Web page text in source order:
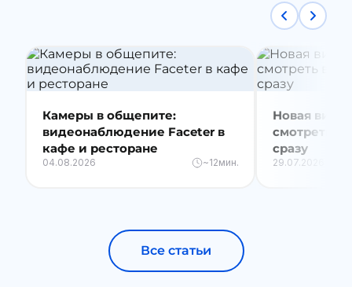
Камеры в общепите:
видеонаблюдение Faceter в
кафе и ресторане
04.08.2026 ~12мин.
Новая
смотреть
сразу
29.07.2026
Все статьи